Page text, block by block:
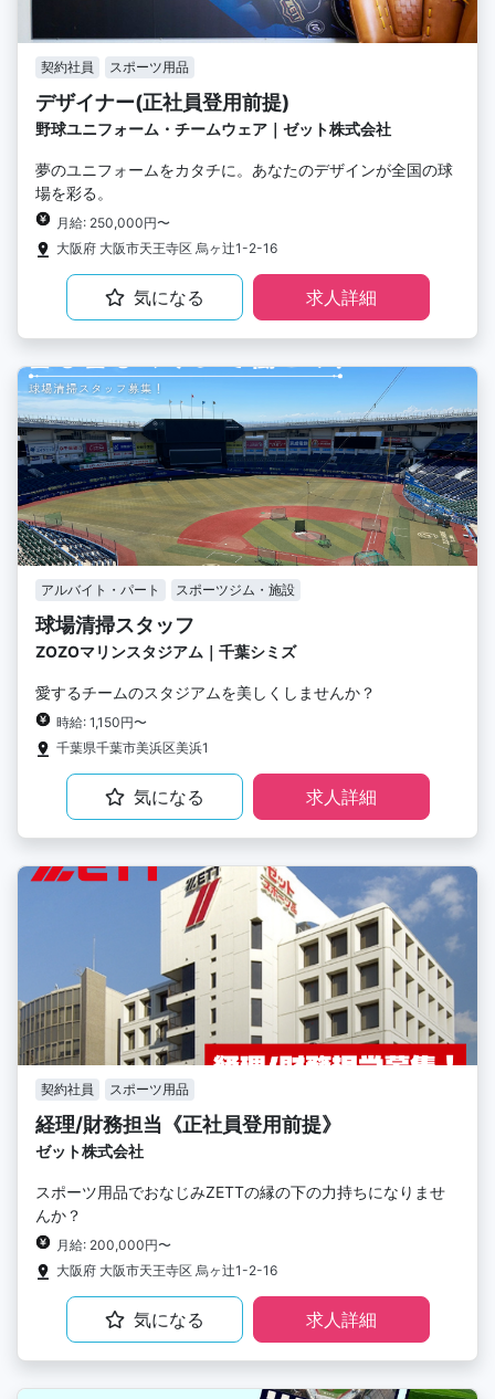
契約社員 スポーツ用品
デザイナー(正社員登用前提)
野球ユニフォーム・チームウェア｜ゼット株式会社
夢のユニフォームをカタチに。あなたのデザインが全国の球
場を彩る。
月給: 250,000円〜
大阪府 大阪市天王寺区 烏ヶ辻1-2-16
気になる 求人詳細
アルバイト・パート スポーツジム・施設
球場清掃スタッフ
ZOZOマリンスタジアム｜千葉シミズ
愛するチームのスタジアムを美しくしませんか？
時給: 1,150円〜
千葉県千葉市美浜区美浜1
気になる 求人詳細
契約社員 スポーツ用品
経理/財務担当《正社員登用前提》
ゼット株式会社
スポーツ用品でおなじみZETTの縁の下の力持ちになりませ
んか？
月給: 200,000円〜
大阪府 大阪市天王寺区 烏ヶ辻1-2-16
気になる 求人詳細